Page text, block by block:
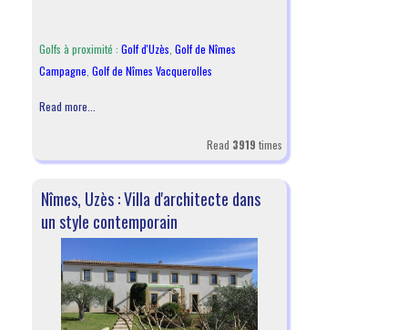
Golfs à proximité : Golf d'Uzès Golf de Nîmes
Campagne Golf de Nîmes Vacquerolles
Read more...
Read 3919 times
Nîmes, Uzès : Villa d'architecte dans
un style contemporain